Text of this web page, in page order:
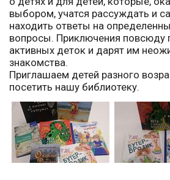
выбором, учатся рассуждать и
находить ответы на
вопросы. Приключения повсюду
активных деток и дарят им
знакомства.
Приглашаем детей разного
посетить нашу библиотеку.